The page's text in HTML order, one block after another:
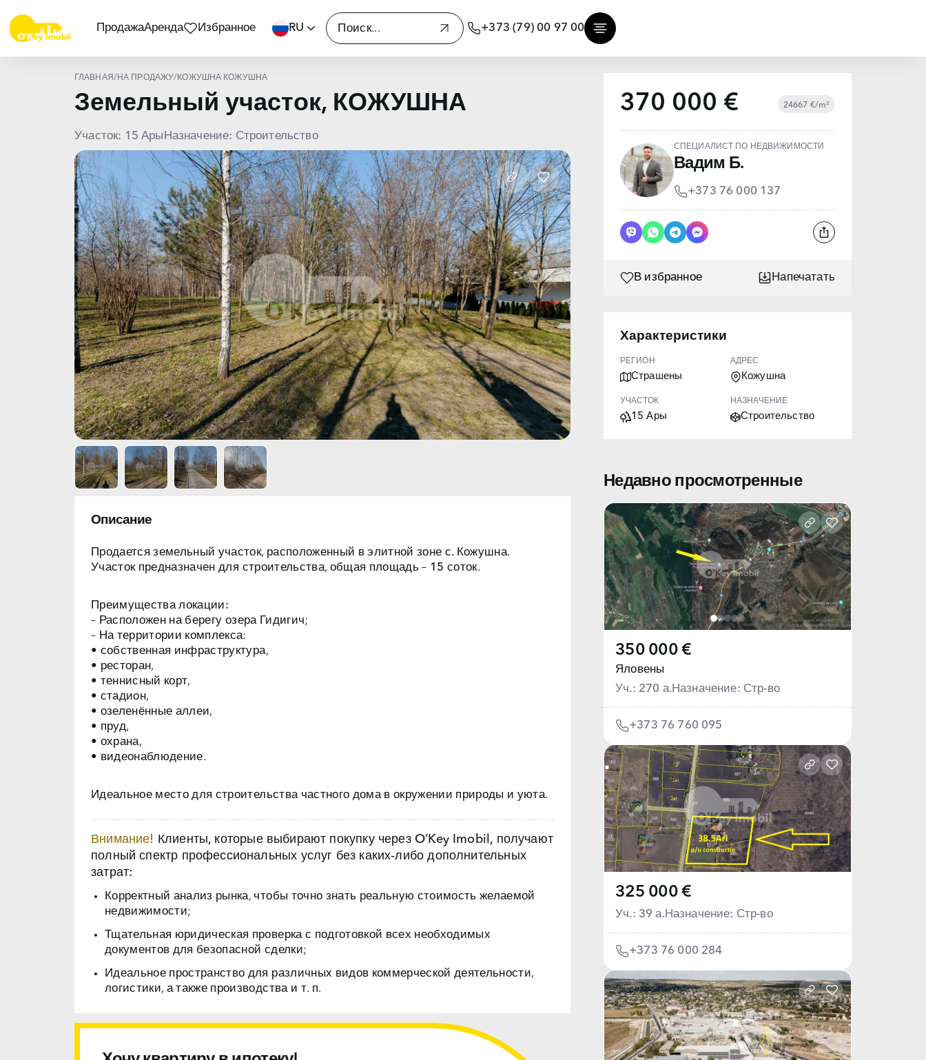
ПродажаАренда Избранное RU +373 (79) 00 97 00
ГЛАВНАЯ/ НА ПРОДАЖУ/ КОЖУШНА КОЖУШНА
Земельный участок, КОЖУШНА
Участок: 15 Ары Назначение: Строительство
Описание
Продается земельный участок, расположенный вэлитной зоне с. Кожушна.
Участок предназначендля строительства, общая площадь – 15 соток.
– Расположен на берегу озера Гидигич;
– На территории комплекса:
• собственная инфраструктура,
• ресторан,
• теннисный корт,
• стадион,
• озеленённые аллеи,
• пруд,
• охрана,
• видеонаблюдение.
Идеальное место для строительства частного дома в окружении природы и уюта.
Внимание!
Клиенты, которые выбирают покупку через O’Key Imobil, получают
полный спектр профессиональных услуг без каких‑либо дополнительных
затрат:
Корректный анализ рынка, чтобы точно знать реальную стоимость желаемой
недвижимости;
Тщательная юридическая проверка с подготовкой всех необходимых
документов для безопасной сделки;
Идеальное пространство для различных видов коммерческой деятельности,
логистики, а также производства и т. п.
370 000 € 24667 €/m²
СПЕЦИАЛИСТ ПО НЕДВИЖИМОСТИ
Вадим Б.
+373 76 000 137
В избранное Напечатать
Характеристики
РЕГИОН
Страшены
АДРЕС
Кожушна
УЧАСТОК
15 Ары
НАЗНАЧЕНИЕ
Строительство
Недавно просмотренные
350 000 €
Яловены
Уч.: 270 а.Назначение: Стр-во
+373 76 760 095
325 000 €
Уч.: 39 а.Назначение: Стр-во
+373 76 000 284